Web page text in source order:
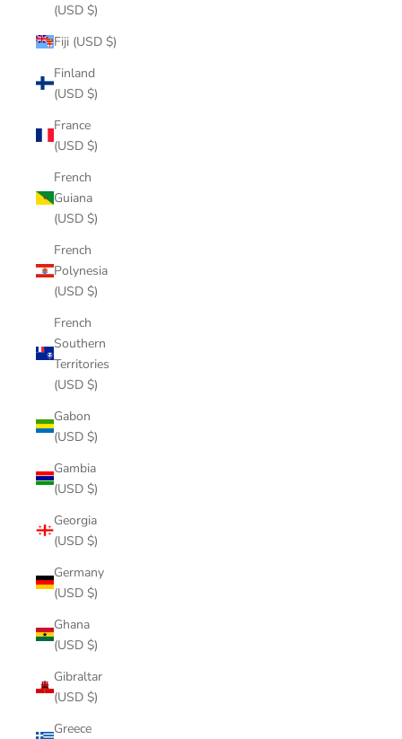
(USD $)
Fiji (USD $)
Finland
(USD $)
France
(USD $)
French
Guiana
(USD $)
French
Polynesia
(USD $)
French
Southern
Territories
(USD $)
Gabon
(USD $)
Gambia
(USD $)
Georgia
(USD $)
Germany
(USD $)
Ghana
(USD $)
Gibraltar
(USD $)
Greece